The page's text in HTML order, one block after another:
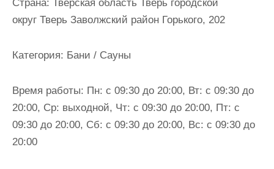
Страна: Тверская область Тверь городской
округ Тверь Заволжский район Горького, 202
Категория: Бани / Сауны
Время работы: Пн: с 09:30 до 20:00, Вт: с 09:30 до
20:00, Ср: выходной, Чт: с 09:30 до 20:00, Пт: с
09:30 до 20:00, Сб: с 09:30 до 20:00, Вс: с 09:30 до
20:00